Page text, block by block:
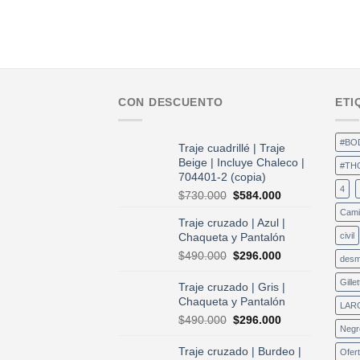
CON DESCUENTO
Traje cuadrillé | Traje
Beige | Incluye Chaleco |
704401-2 (copia)
$730.000 El
original
era:
$730.000.
$584.000El
es:
$584.000.
Traje cruzado | Azul |
Chaqueta y Pantalón
$490.000 El
original
era:
$490.000.
$296.000El
actual
es:
Traje cruzado | Gris |
Chaqueta y Pantalón
$490.000 El
original
$296.000El
actual
Traje cruzado | Burdeo |
4
civil